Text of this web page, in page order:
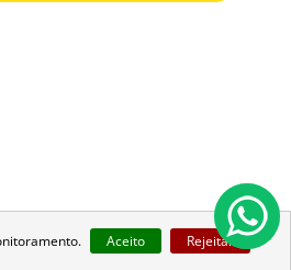
Aceito Rejeitar